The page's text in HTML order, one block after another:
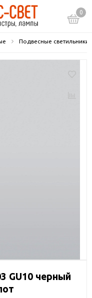
0
Подвесные светильники
GU10 черный